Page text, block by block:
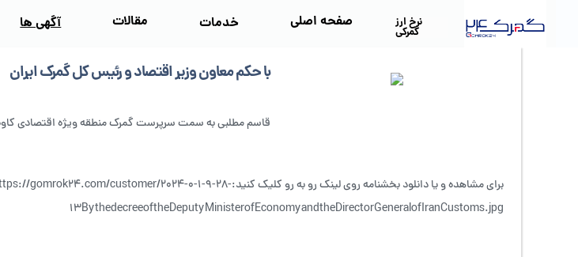
نرخ ارز
گمرکی
صفحه اصلی خدمات مقالات آگهی‌ ها
با حکم معاون وزیر اقتصاد و رئیس کل گمرک ایران
قاسم مطلبی به سمت سرپرست گمرک منطقه ویژه اقتصادی
برای مشاهده و یا دانلود بخشنامه روی لینک رو به رو کلیک کنید:gomrok24.com/customer/2024-0-1-9-28-
13BythedecreeoftheDeputyMinisterofEconomyandtheDirectorGeneralofIranCustoms.jpg